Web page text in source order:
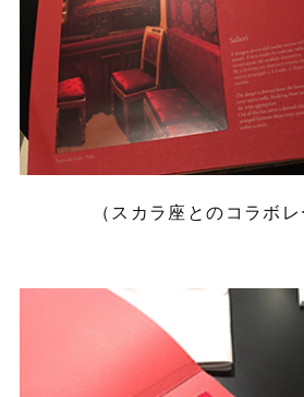
（スカラ座とのコラボレ